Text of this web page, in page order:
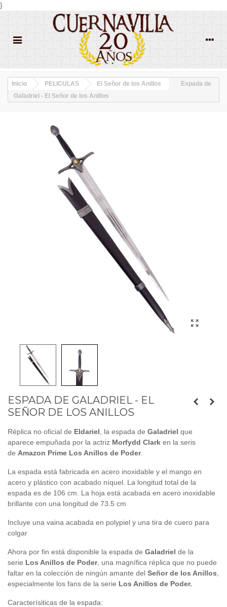
}
Inicio PELICULAS El Señor de los Anillos
Espada de
Galadriel - El Señor de los Anillos
ESPADA DE GALADRIEL - EL
SEÑOR DE LOS ANILLOS
Réplica no oficial de Eldariel , la espada de Galadriel que
aparece empuñada por la actriz Morfydd Clark en la seris
de Amazon Prime Los Anillos de Poder.
La espada está fabricada en acero inoxidable y el mango en
acero y plástico con acabado níquel. La longitud total de la
espada es de 106 cm. La hoja está acabada en acero inoxidable
brillante con una longitud de 73.5 cm
Incluye una vaina acabada en polypiel y una tira de cuero para
colgar
Ahora por fin está disponible la espada de Galadriel de la
serie Los Anillos de Poder, una magnífica réplica que no puede
faltar en la colección de ningún amante del Señor de los Anillos
especialmente los fans de la serie Los Anillos de Poder.
Caracterísiticas de la espada: